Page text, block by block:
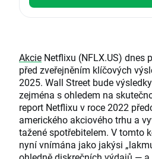
Akcie Netflixu (NFLX.US) dnes
před zveřejněním klíčových
2025. Wall Street bude
zejména s ohledem na
report Netflixu v roce 2022
amerického akciového trhu a
tažené spotřebitelem. V tomto
nyní vnímána jako jakýsi